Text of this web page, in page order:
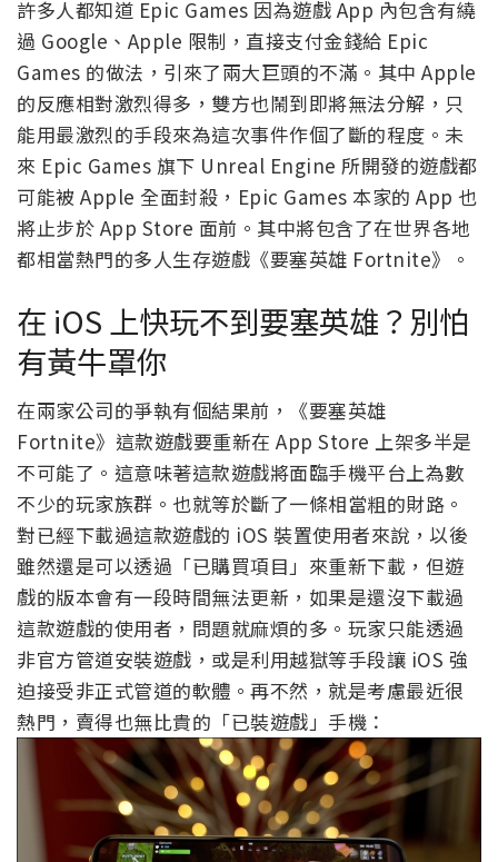
許多人都知道 Epic Games 因為遊戲 App 內包含有繞
過 Google、Apple 限制，直接支付金錢給 Epic
Games 的做法，引來了兩大巨頭的不滿。其中 Apple
的反應相對激烈得多，雙方也鬧到即將無法分解，只
能用最激烈的手段來為這次事件作個了斷的程度。未
來 Epic Games 旗下 Unreal Engine 所開發的遊戲都
可能被 Apple 全面封殺，Epic Games 本家的 App 也
將止步於 App Store 面前。其中將包含了在世界各地
都相當熱門的多人生存遊戲《要塞英雄 Fortnite》。
在 iOS 上快玩不到要塞英雄？別怕
有黃牛罩你
在兩家公司的爭執有個結果前，《要塞英雄
Fortnite》這款遊戲要重新在 App Store 上架多半是
不可能了。這意味著這款遊戲將面臨手機平台上為數
不少的玩家族群。也就等於斷了一條相當粗的財路。
對已經下載過這款遊戲的 iOS 裝置使用者來說，以後
雖然還是可以透過「已購買項目」來重新下載，但遊
戲的版本會有一段時間無法更新，如果是還沒下載過
這款遊戲的使用者，問題就麻煩的多。玩家只能透過
非官方管道安裝遊戲，或是利用越獄等手段讓 iOS 強
迫接受非正式管道的軟體。再不然，就是考慮最近很
熱門，賣得也無比貴的「已裝遊戲」手機：